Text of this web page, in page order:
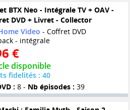
BTX Neo - Intégrale TV + OAV -
DVD + Livret - Collector
Video - Coffret DVD
- intégrale
€
disponible
fidelités : 40
: 8 - Nb épisodes : 39